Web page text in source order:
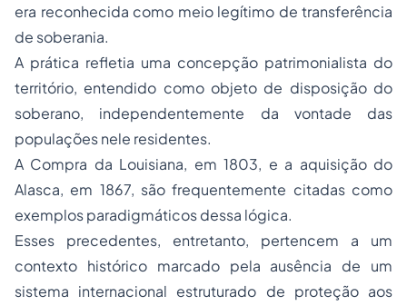
era reconhecida como meio legítimo de transferência
de soberania.
A prática refletia uma concepção patrimonialista do
território, entendido como objeto de disposição do
soberano, independentemente da vontade das
populações nele residentes.
A Compra da Louisiana, em 1803, e a aquisição do
Alasca, em 1867, são frequentemente citadas como
exemplos paradigmáticos dessa lógica.
Esses precedentes, entretanto, pertencem a um
contexto histórico marcado pela ausência de um
sistema internacional estruturado de proteção aos